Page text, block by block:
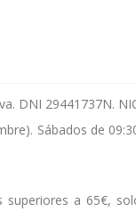
DNI 29441737N.
Sábados de
a 65€,